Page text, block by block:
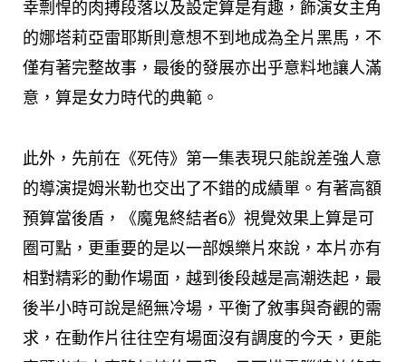
幸剽悍的肉搏段落以及設定算是有趣，飾演女主角
的娜塔莉亞雷耶斯則意想不到地成為全片黑馬，不
僅有著完整故事，最後的發展亦出乎意料地讓人滿
意，算是女力時代的典範。
此外，先前在《死侍》第一集表現只能說差強人意
的導演提姆米勒也交出了不錯的成績單。有著高額
預算當後盾，《魔鬼終結者6》視覺效果上算是可
圈可點，更重要的是以一部娛樂片來說，本片亦有
相對精彩的動作場面，越到後段越是高潮迭起，最
後半小時可說是絕無冷場，平衡了敘事與奇觀的需
求，在動作片往往空有場面沒有調度的今天，更能